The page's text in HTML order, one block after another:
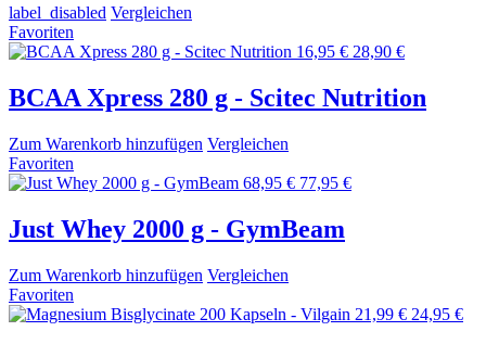
label_disabled Vergleichen
Favoriten
16,95 € 28,90 €
BCAA Xpress 280 g - Scitec Nutrition
Zum Warenkorb hinzufügen Vergleichen
Favoriten
68,95 € 77,95 €
Just Whey 2000 g - GymBeam
Zum Warenkorb hinzufügen Vergleichen
Favoriten
21,99 € 24,95 €